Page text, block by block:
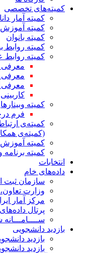
کمیته‌های تخصصی
کمیته آمار
کمیته آموزش
کمیته بانوان
کمیته روابط
کمیته روابط
معرفی
معرفی
معرفی
کاربینی
کمیته وبینارها
فرم
کمیته‌ی
(کمیته‌ی
کمیته آموزش
کمیته برنامه
انتخابات
داده‌های خام
سازمان ثبت
وزارت تعاون،
مرکز آمار
پرتال داده‌های
بازدید دانشجویی
بازدید
بازدید